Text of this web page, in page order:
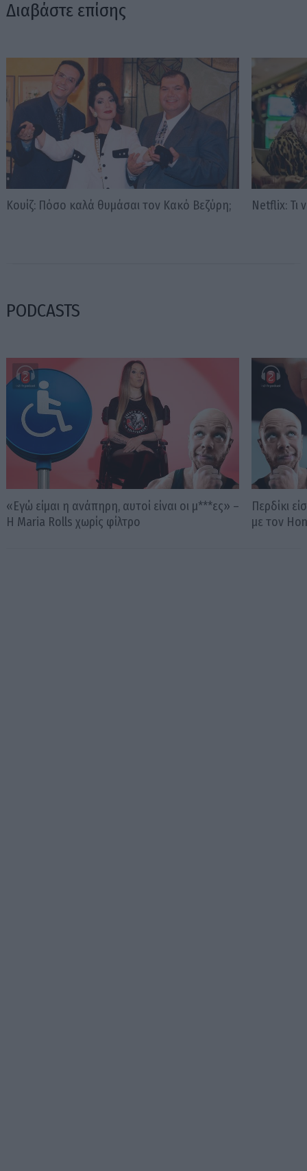
Διαβάστε επίσης
Κουίζ: Πόσο καλά θυμάσαι τον Κακό Βεζύρη; Νetflix: Τι
PODCASTS
«Εγώ είμαι η ανάπηρη, αυτοί είναι οι μ***ες» –
Η Maria Rolls χωρίς φίλτρο
Περδίκι
με τον